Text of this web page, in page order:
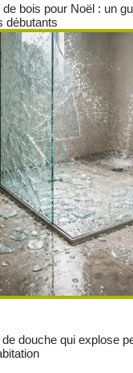
bois pour Noël : un
débutants
douche qui explose